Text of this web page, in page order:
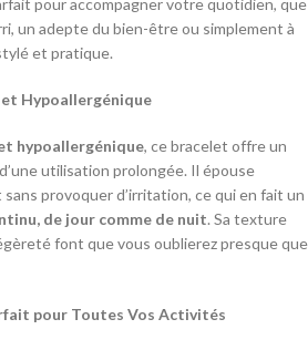
pour accompagner votre quotidien, que
un adepte du bien-être ou simplement à
et pratique.
Hypoallergénique
hypoallergénique, ce bracelet offre un
utilisation prolongée. Il épouse
provoquer d’irritation, ce qui en fait un
de jour comme de nuit. Sa texture
font que vous oublierez presque que
pour Toutes Vos Activités